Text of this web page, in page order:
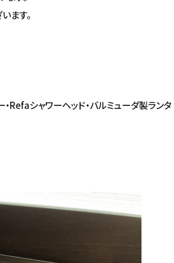
ます。
Refaシャワーヘッド・バルミューダ製ランタ